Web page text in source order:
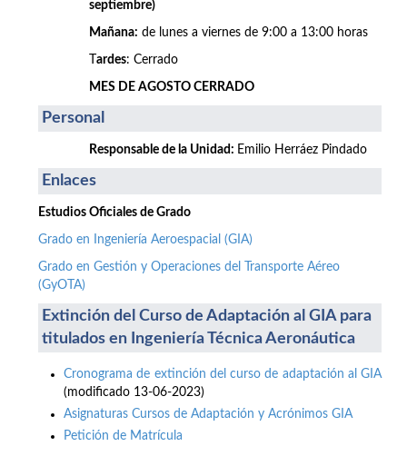
septiembre)
Mañana: de lunes a viernes de 9:00 a 13:00 horas
ardes: Cerrado
MES DE AGOSTO CERRADO
Personal
Responsable de la Unidad: Emilio Herráez Pindado
Enlaces
Estudios Oficiales de Grado
Grado en Ingeniería Aeroespacial (GIA)
Grado en Gestión y Operaciones del Transporte Aéreo
(GyOTA)
Extinción del Curso de Adaptación al GIA para
titulados en Ingeniería Técnica Aeronáutica
Cronograma de extinción del curso de adaptación al GIA
(modificado 13-06-2023)
Asignaturas Cursos de Adaptación y Acrónimos GIA
Petición de Matrícula